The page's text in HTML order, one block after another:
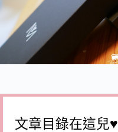
文章目錄在這兒♥